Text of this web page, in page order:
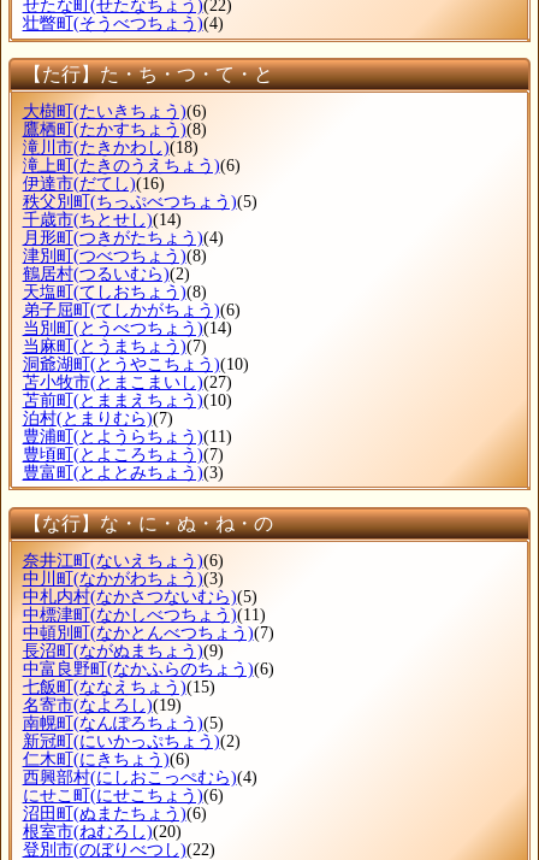
せたな町 (せたなちょう)(22)
壮瞥町 (そうべつちょう)(4)
【た行】た・ち・つ・て・と
大樹町 (たいきちょう)(6)
鷹栖町 (たかすちょう)(8)
滝川市(たきかわし)(18)
滝上町 (たきのうえちょう)(6)
伊達市(だてし)(16)
秩父別町 (ちっぷべつちょう)(5)
千歳市(ちとせし)(14)
月形町 (つきがたちょう)(4)
津別町 (つべつちょう)(8)
鶴居村(つるいむら)(2)
天塩町 (てしおちょう)(8)
弟子屈町 (てしかがちょう)(6)
当別町 (とうべつちょう)(14)
当麻町 (とうまちょう)(7)
洞爺湖町 (とうやこちょう)(10)
苫小牧市(とまこまいし)(27)
苫前町 (とままえちょう)(10)
泊村(とまりむら)(7)
豊浦町 (とようらちょう)(11)
豊頃町 (とよころちょう)(7)
豊富町 (とよとみちょう)(3)
【な行】な・に・ぬ・ね・の
奈井江町 (ないえちょう)(6)
中川町 (なかがわちょう)(3)
中札内村(なかさつないむら)(5)
中標津町 (なかしべつちょう)(11)
中頓別町 (なかとんべつちょう)(7)
長沼町 (ながぬまちょう)(9)
中富良野町 (なかふらのちょう)(6)
七飯町 (ななえちょう)(15)
名寄市(なよろし)(19)
南幌町 (なんぽろちょう)(5)
新冠町 (にいかっぷちょう)(2)
仁木町 (にきちょう)(6)
西興部村(にしおこっぺむら)(4)
にせこ町 (にせこちょう)(6)
沼田町 (ぬまたちょう)(6)
根室市(ねむろし)(20)
登別市(のぼりべつし)(22)